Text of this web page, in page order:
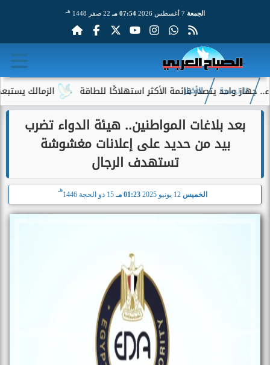
الجمعة 7 أغسطس 2026 07:54 مـ 22 صفر 1448 هـ
الزمالك يستبعد 4 لاعبين شباب من حساباته في الموسم الجديد يتصدر قائمة الأكثر استهلاكًا للطاقة
الرئيسية الأخبار
بعد بلاغات المواطنين.. هيئة الدواء تضرب
بيد من حديد على إعلانات مغشوشة
تستهدف الرجال
الخميس 01:23 مـ 15 ذو الحجة 1446
هـ